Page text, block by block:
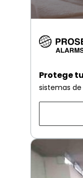
Protege
sistemas de